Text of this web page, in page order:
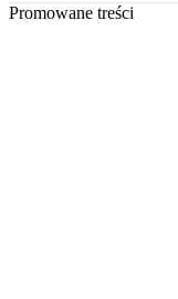
Promowane treści